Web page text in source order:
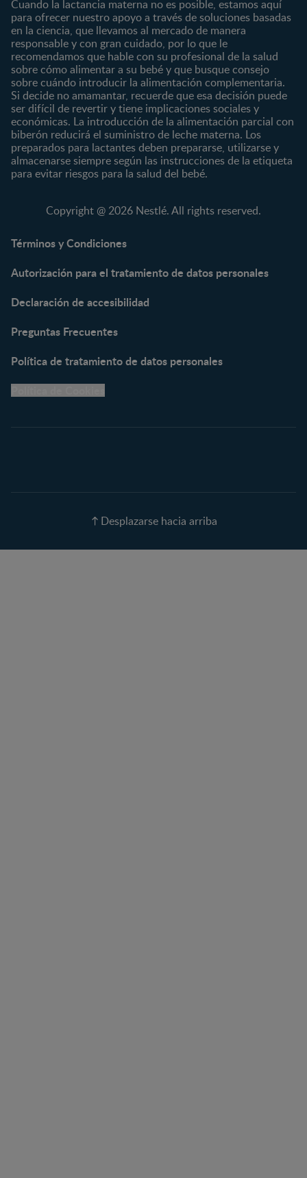
8 a 12 meses
12 a 24 meses
Desde 2 años
Preescolar
Escolar
Marcas
CERELAC®
GERBER®
KLIM®
NAN® 3
NAN® Optipro® 3
NAN® Supreme 3
NESTUM®
NESCARE®
Productos
Cereales Infantiles
Compotas y galletas
Fórmulas Infantiles
Vitaminas y Suplementos
Herramientas
Calculadora de color de
Cuando la lactancia materna no es posible, estamos aquí
para ofrecer nuestro apoyo a través de soluciones basadas
en la ciencia, que llevamos al mercado de manera
responsable y con gran cuidado, por lo que le
recomendamos que hable con su profesional de la salud
sobre cómo alimentar a su bebé y que busque consejo
sobre cuándo introducir la alimentación complementaria.
Si decide no amamantar, recuerde que esa decisión puede
ser difícil de revertir y tiene implicaciones sociales y
económicas. La introducción de la alimentación parcial con
biberón reducirá el suministro de leche materna. Los
preparados para lactantes deben prepararse, utilizarse y
almacenarse siempre según las instrucciones de la etiqueta
para evitar riesgos para la salud del bebé.
Copyright @ 2026 Nestlé. All rights reserved.
Términos y Condiciones
Autorización para el tratamiento de datos personales
Declaración de accesibilidad
Preguntas Frecuentes
Política de tratamiento de datos personales
Desplazarse hacia arriba